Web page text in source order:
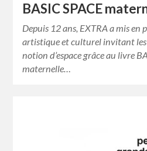
BASIC SPACE
Depuis 12 ans, EXTRA a mis en
artistique et culturel invitant les
notion d’espace grâce au livre
maternelle…